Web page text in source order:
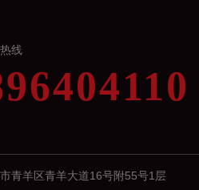
线
青羊区青羊大道16号附55号1层